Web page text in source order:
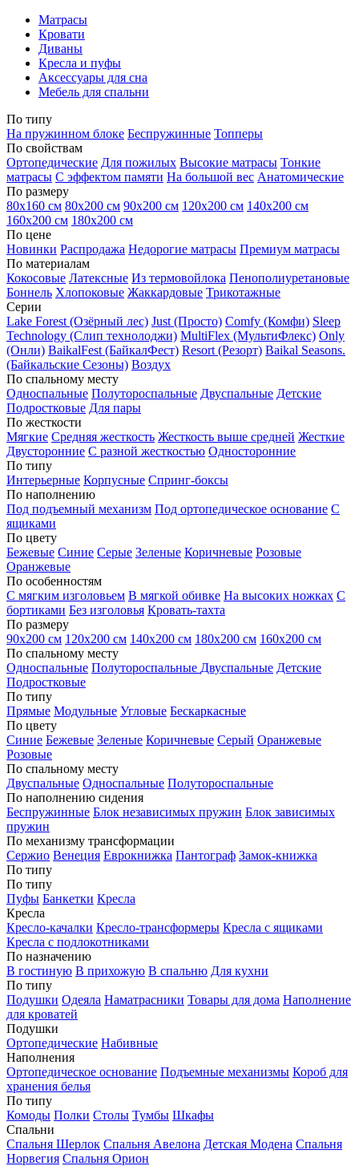
Матрасы
Кровати
Диваны
Кресла и пуфы
Аксессуары для сна
Мебель для спальни
По типу
На пружинном блоке Беспружинные Топперы
По свойствам
Ортопедические Для пожилых Высокие матрасы Тонкие
матрасы С эффектом памяти На большой вес Анатомические
По размеру
80х160 см 80х200 см 90х200 см 120х200 см 140х200 см
160х200 см 180х200 см
По цене
Новинки Распродажа Недорогие матрасы Премиум матрасы
По материалам
Кокосовые Латексные Из термовойлока Пенополиуретановые
Боннель Хлопоковые Жаккардовые Трикотажные
Серии
Lake Forest (Озёрный лес) Just (Просто) Comfy (Комфи) Sleep
Technology (Слип технолоджи) MultiFlex (МультиФлекс) Only
(Онли) BaikalFest (БайкалФест) Resort (Резорт) Baikal Seasons.
(Байкальские Сезоны) Воздух
По спальному месту
Односпальные Полутороспальные Двуспальные Детские
Подростковые Для пары
По жесткости
Мягкие Средняя жесткость Жесткость выше средней Жесткие
Двусторонние С разной жесткостью Односторонние
По типу
Интерьерные Корпусные Спринг-боксы
По наполнению
Под подъемный механизм Под ортопедическое основание С
ящиками
По цвету
Бежевые Синие Серые Зеленые Коричневые Розовые
Оранжевые
По особенностям
С мягким изголовьем В мягкой обивке На высоких ножках С
бортиками Без изголовья Кровать-тахта
По размеру
90х200 см 120х200 см 140х200 см 180х200 см 160х200 см
По спальному месту
Односпальные Полутороспальные Двуспальные Детские
Подростковые
По типу
Прямые Модульные Угловые Бескаркасные
По цвету
Синие Бежевые Зеленые Коричневые Серый Оранжевые
Розовые
По спальному месту
Двуспальные Односпальные Полутороспальные
По наполнению сидения
Беспружинные Блок независимых пружин Блок зависимых
пружин
По механизму трансформации
Сержио Венеция Еврокнижка Пантограф Замок-книжка
По типу
По типу
Пуфы Банкетки Кресла
Кресла
Кресло-качалки Кресло-трансформеры Кресла с ящиками
Кресла с подлокотниками
По назначению
В гостиную В прихожую В спальню Для кухни
По типу
Подушки Одеяла Наматрасники Товары для дома Наполнение
для кроватей
Подушки
Ортопедические Набивные
Наполнения
Ортопедическое основание Подъемные механизмы Короб для
хранения белья
По типу
Комоды Полки Столы Тумбы Шкафы
Спальни
Спальня Шерлок Спальня Авелона Детская Модена Спальня
Норвегия Спальня Орион